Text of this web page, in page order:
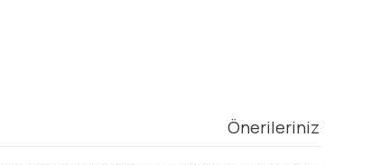
Önerileriniz